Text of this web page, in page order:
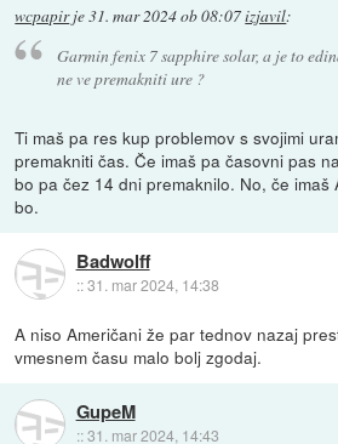
wcpapirje31. mar 2024 ob 08:07izjavil:
Garmin fenix 7 sapphire solar, a je to
ne ve premakniti ure ?
Ti maš pa res kup problemov s svojimi
premakniti čas. Če imaš pa časovni pas
bo pa čez 14 dni premaknilo. No, če imaš
bo.
Badwolff
::31. mar 2024, 14:38
A niso Američani že par tednov nazaj
vmesnem času malo bolj zgodaj.
GupeM
::31. mar 2024, 14:43